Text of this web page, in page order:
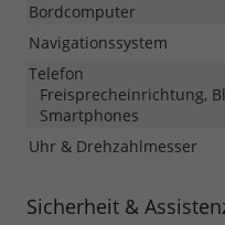
Bordcomputer
Navigationssystem
Telefon
Freisprecheinrichtung,
Smartphones
Uhr & Drehzahlmesser
Sicherheit &